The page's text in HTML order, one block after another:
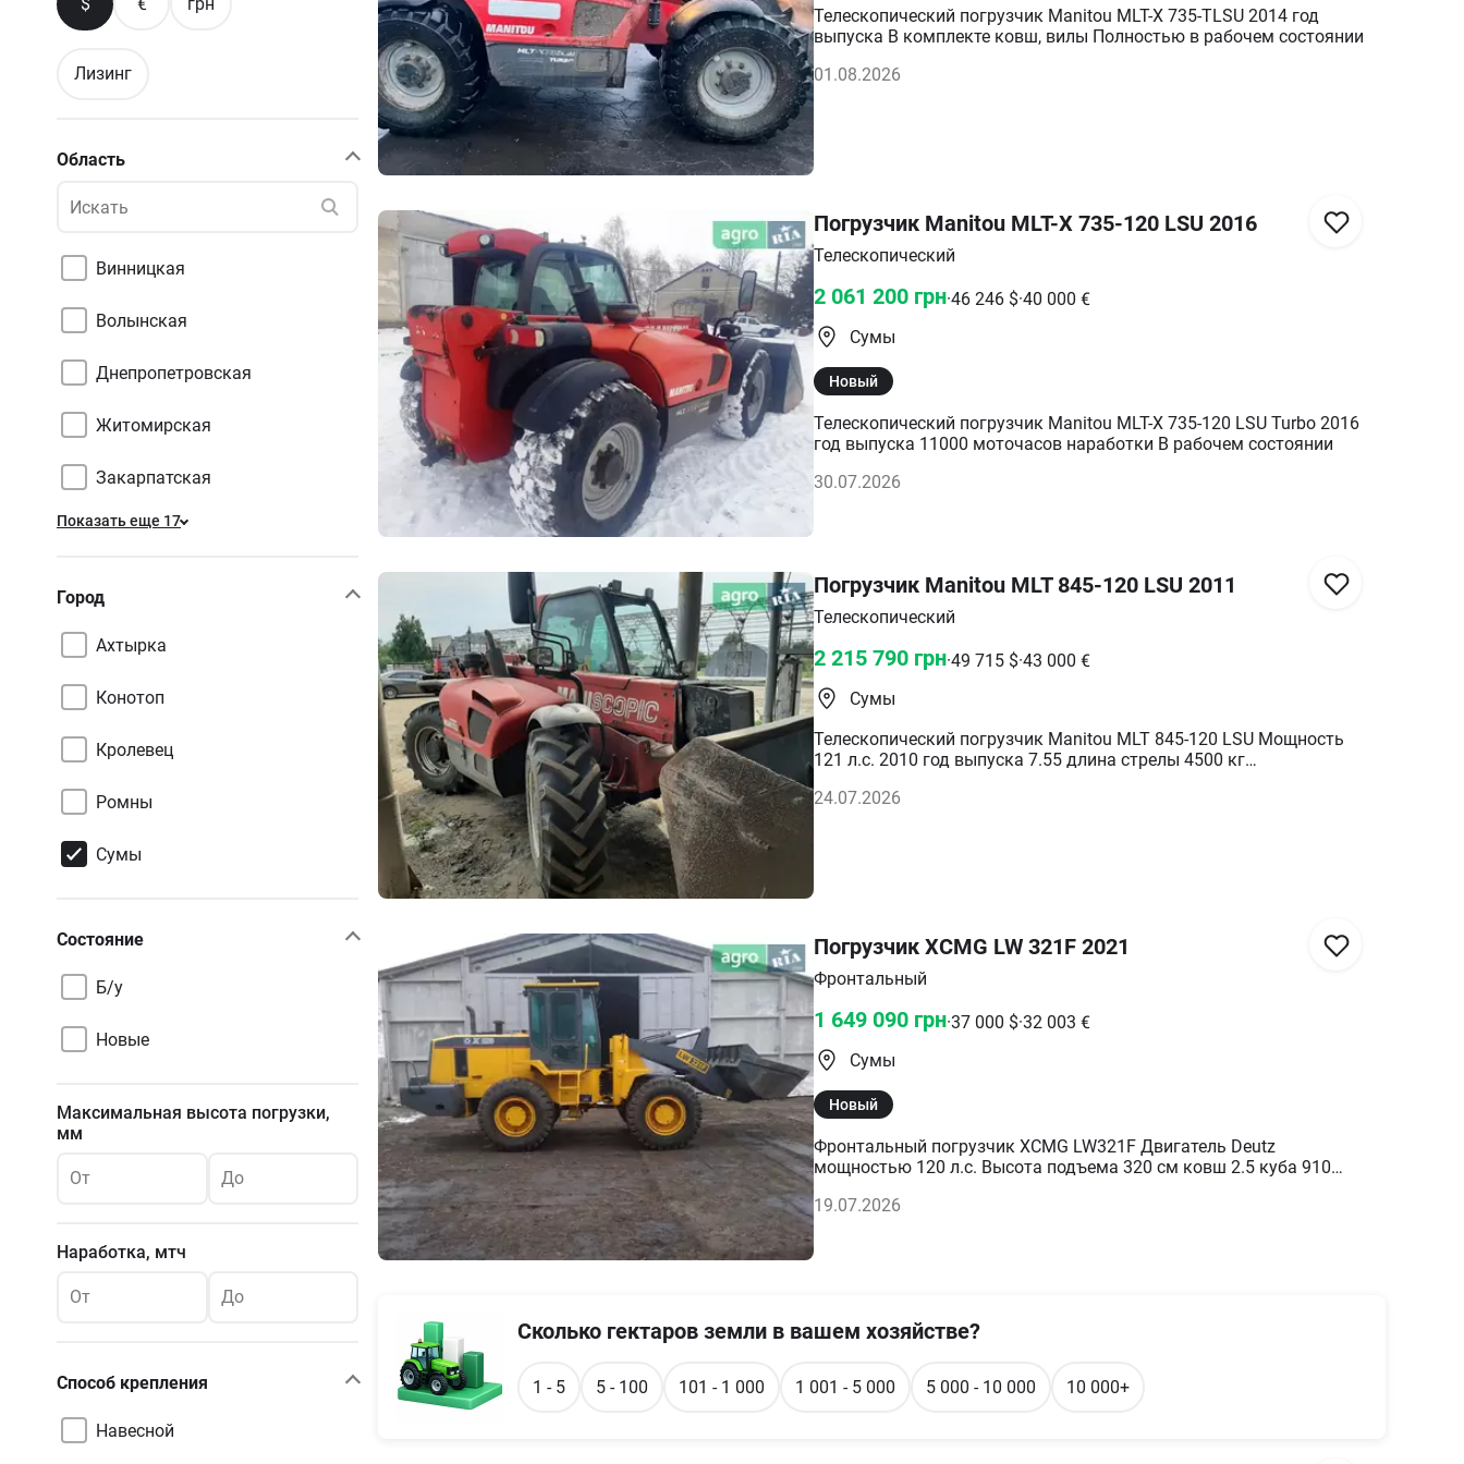
Лизинг
Область
Винницкая
Волынская
Днепропетровская
Житомирская
Закарпатская
Показать еще 17
Город
Ахтырка
Конотоп
Кролевец
Ромны
Сумы
Состояние
Б/у
Новые
Максимальная высота погрузки,
мм
От До
Наработка, мтч
От До
Способ крепления
Навесной
Телескопический погрузчик Manitou MLT-X 735-TLSU 2014 год
выпуска В комплекте ковш, вилы Полностью в рабочем состоянии
01.08.2026
Погрузчик Manitou MLT-X 735-120 LSU 2016
Телескопический
2 061 200 грн·46 246 $·40 000 €
Сумы
Новый
Телескопический погрузчик Manitou MLT-X 735-120 LSU Turbo 2016
год выпуска 11000 моточасов наработки В рабочем состоянии
30.07.2026
Погрузчик Manitou MLT 845-120 LSU 2011
Телескопический
2 215 790 грн·49 715 $·43 000 €
Сумы
Телескопический погрузчик Manitou MLT 845-120 LSU Мощность
121 л.с. 2010 год выпуска 7.55 длина стрелы 4500 кг
24.07.2026
Погрузчик XCMG LW 321F 2021
Фронтальный
1 649 090 грн·37 000 $·32 003 €
Сумы
Новый
Фронтальный погрузчик XCMG LW321F Двигатель Deutz
мощностью 120 л.с. Высота подъема 320 см ковш 2.5 куба 910
19.07.2026
Сколько гектаров земли в вашем хозяйстве?
1 - 5 5 - 100 101 - 1 000 1 001 - 5 000 5 000 - 10 000 10 000+